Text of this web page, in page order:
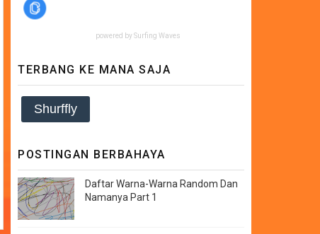
powered by Surfing Waves
TERBANG KE MANA SAJA
Shurffly
POSTINGAN BERBAHAYA
Daftar Warna-Warna Random Dan
Namanya Part 1